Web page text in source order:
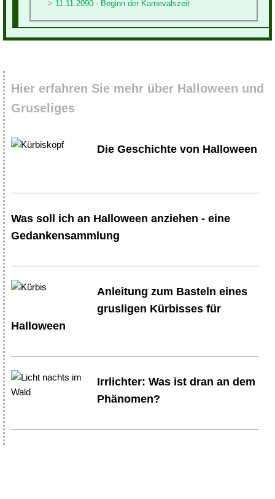
11.11.2090 - Beginn der Karnevalszeit
Hier erfahren Sie mehr über Halloween und
Gruseliges
Die Geschichte von Halloween
Was soll ich an Halloween anziehen - eine
Gedankensammlung
Anleitung zum Basteln eines
grusligen Kürbisses für
Halloween
Irrlichter: Was ist dran an dem
Phänomen?